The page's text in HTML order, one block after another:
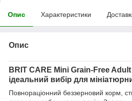
Опис Характеристики
Опис
BRIT CARE Mini Grain-Free
ідеальний вибір для
Повнораціонний беззерновий корм,